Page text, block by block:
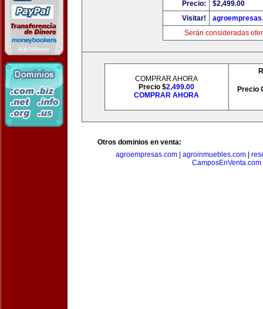
Precio:
$2,499.00
Visitar!
Serán consideradas
COMPRAR AHORA
Precio $2,499.00
COMPRAR AHORA
Precio
Otros dominios en venta:
agroempresas.com
agroinmuebles.com
CamposEnVenta.com